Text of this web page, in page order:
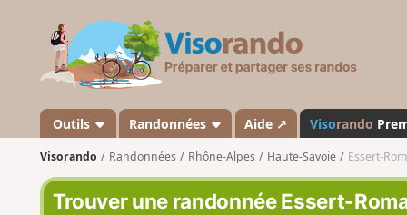
s
a
n
d
o
Outils Randonnées Aide ↗ Visorando
Visorando Randonnées Rhône-Alpes Haute-Savoie Essert-
Trouver une randonnée Essert-